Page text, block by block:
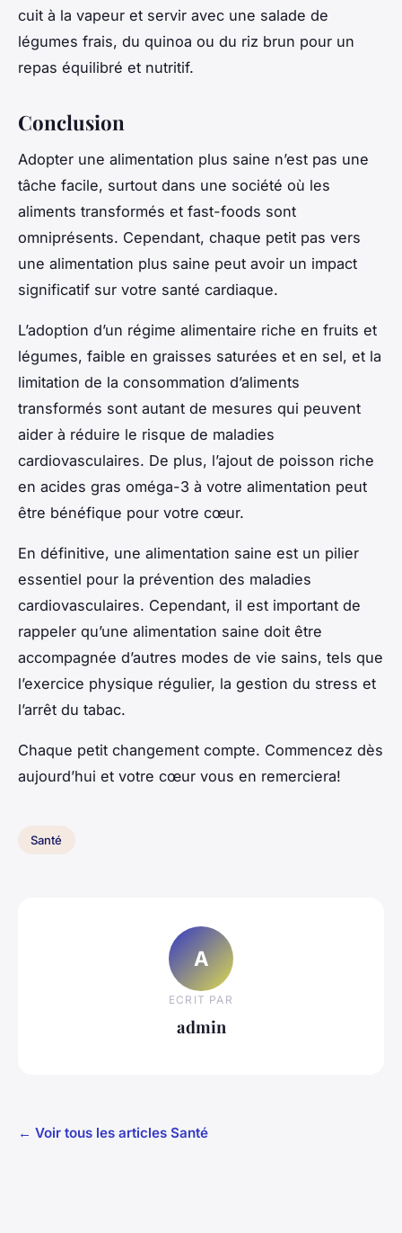
cuit à la vapeur et servir avec une salade de
légumes frais, du quinoa ou du riz brun pour un
repas équilibré et nutritif.
Conclusion
Adopter une alimentation plus saine n’est pas une
tâche facile, surtout dans une société où les
aliments transformés et fast-foods sont
omniprésents. Cependant, chaque petit pas vers
une alimentation plus saine peut avoir un impact
significatif sur votre santé cardiaque.
L’adoption d’un régime alimentaire riche en fruits et
légumes, faible en graisses saturées et en sel, et la
limitation de la consommation d’aliments
transformés sont autant de mesures qui peuvent
aider à réduire le risque de maladies
cardiovasculaires. De plus, l’ajout de poisson riche
en acides gras oméga-3 à votre alimentation peut
être bénéfique pour votre cœur.
En définitive, une alimentation saine est un pilier
essentiel pour la prévention des maladies
cardiovasculaires. Cependant, il est important de
rappeler qu’une alimentation saine doit être
accompagnée d’autres modes de vie sains, tels que
l’exercice physique régulier, la gestion du stress et
l’arrêt du tabac.
Chaque petit changement compte. Commencez dès
aujourd’hui et votre cœur vous en remerciera!
Santé
A
ECRIT PAR
admin
← Voir tous les articles Santé